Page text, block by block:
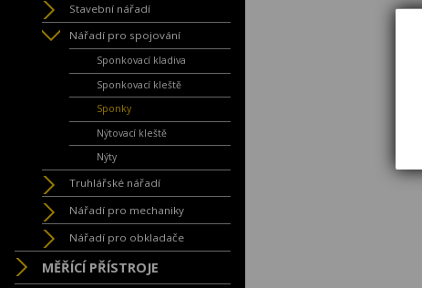
Stavební nářadí
Nářadí pro spojování
Sponkovací kladiva
Sponkovací kleště
Sponky
Nýtovací kleště
Nýty
Truhlářské nářadí
Nářadí pro mechaniky
Nářadí pro obkladače
MĚŘÍCÍ PŘÍSTROJE